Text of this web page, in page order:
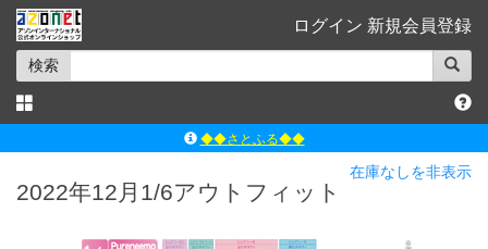
ログイン 新規会員登録
検索
◆◆さとふる◆◆
アゾンダイレクトストア
在庫なしを非表示
2022年12月1/6アウトフィット